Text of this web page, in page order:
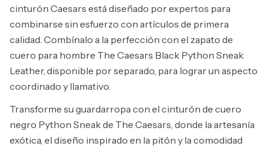
cinturón Caesars está diseñado por expertos para
combinarse sin esfuerzo con artículos de primera
calidad. Combínalo a la perfección con el zapato de
cuero para hombre The Caesars Black Python Sneak
Leather, disponible por separado, para lograr un aspecto
coordinado y llamativo.
Transforme su guardarropa con el cinturón de cuero
negro Python Sneak de The Caesars, donde la artesanía
exótica, el diseño inspirado en la pitón y la comodidad